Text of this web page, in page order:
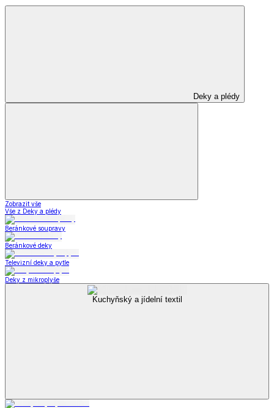
Deky a plédy
Zobrazit vše
Vše z Deky a plédy
Beránkové soupravy
Beránkové deky
Televizní deky a pytle
Deky z mikroplyše
Kuchyňský a jídelní textil